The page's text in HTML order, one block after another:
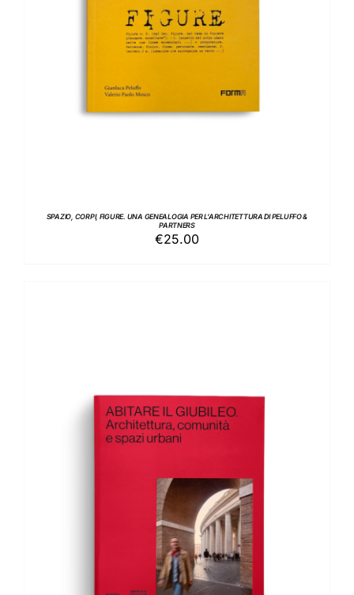
SPAZIO, CORPI, FIGURE. UNA GENEALOGIA PER L’ARCHITETTURA DI PELUFFO &
PARTNERS
€25.00
AGGIUNGI AL CARRELLO / DETTAGLI